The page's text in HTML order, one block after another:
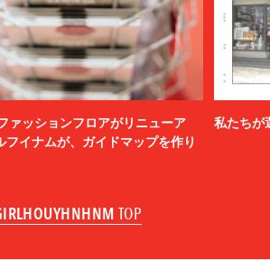
ァッションフロアがリニューア
イナムが、ガイドマップを作り
私たちが
TOP